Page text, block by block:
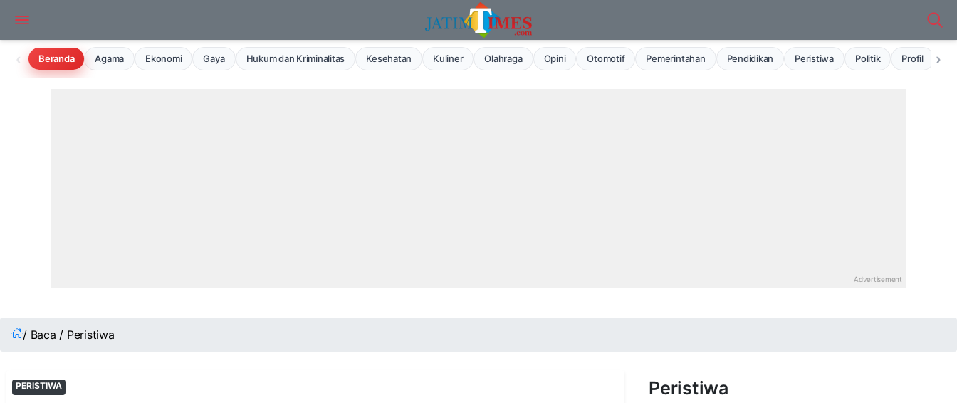
‹ Beranda Agama Ekonomi Gaya Hukum dan Kriminalitas Kesehatan Kuliner Olahraga Opini Otomotif Pemerintahan Pendidikan Peristiwa Politik Profil ›
/ Baca / Peristiwa
PERISTIWA Peristiwa